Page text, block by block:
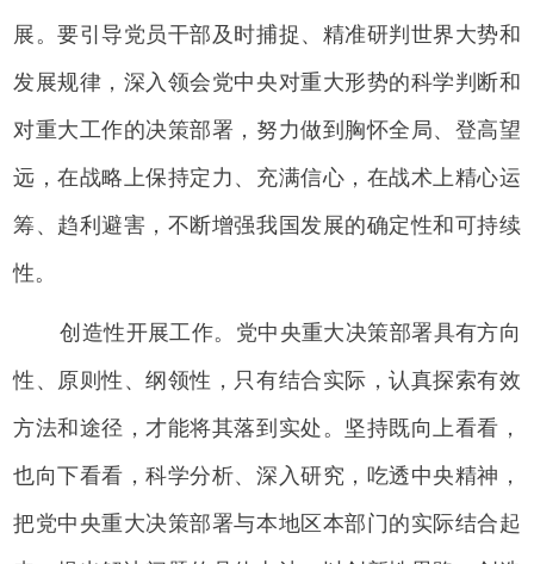
展。要引导党员干部及时捕捉、精准研判世界大势和
发展规律，深入领会党中央对重大形势的科学判断和
对重大工作的决策部署，努力做到胸怀全局、登高望
远，在战略上保持定力、充满信心，在战术上精心运
筹、趋利避害，不断增强我国发展的确定性和可持续
性。
创造性开展工作。党中央重大决策部署具有方向
性、原则性、纲领性，只有结合实际，认真探索有效
方法和途径，才能将其落到实处。坚持既向上看看，
也向下看看，科学分析、深入研究，吃透中央精神，
把党中央重大决策部署与本地区本部门的实际结合起